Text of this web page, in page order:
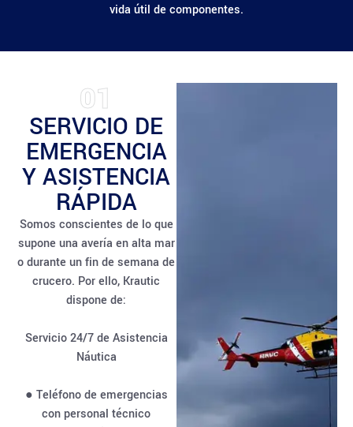
vida útil de componentes.
01
SERVICIO DE
EMERGENCIA
Y ASISTENCIA
RÁPIDA
Somos conscientes de lo que
supone una avería en alta mar
o durante un fin de semana de
crucero. Por ello, Krautic
dispone de:
Servicio 24/7 de Asistencia
Náutica
● Teléfono de emergencias
con personal técnico